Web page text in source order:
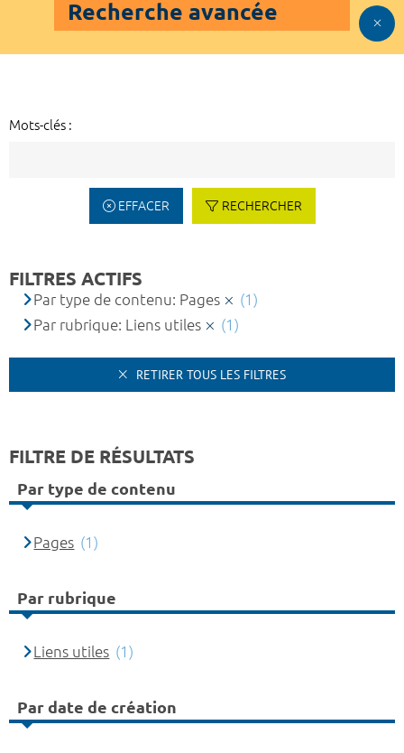
Recherche avancée
Mots-clés :
EFFACER RECHERCHER
FILTRES ACTIFS
Par type de contenu: Pages
(1)
Par rubrique: Liens utiles
(1)
RETIRER TOUS LES FILTRES
FILTRE DE RÉSULTATS
Par type de contenu
Pages (1)
Par rubrique
Liens utiles (1)
Par date de création